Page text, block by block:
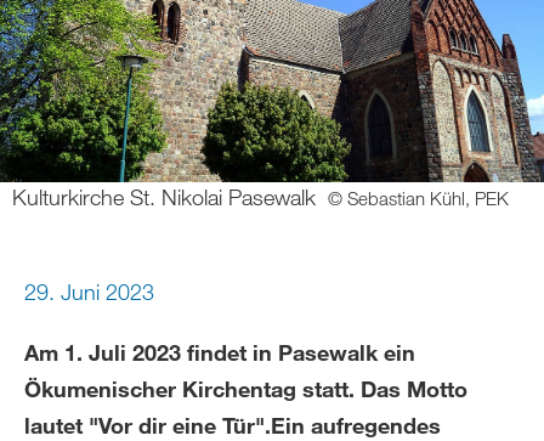
Kulturkirche St. Nikolai Pasewalk © Sebastian Kühl, PEK
29. Juni 2023
Am 1. Juli 2023 findet in Pasewalk ein
Ökumenischer Kirchentag statt. Das Motto
lautet "Vor dir eine Tür".Ein aufregendes